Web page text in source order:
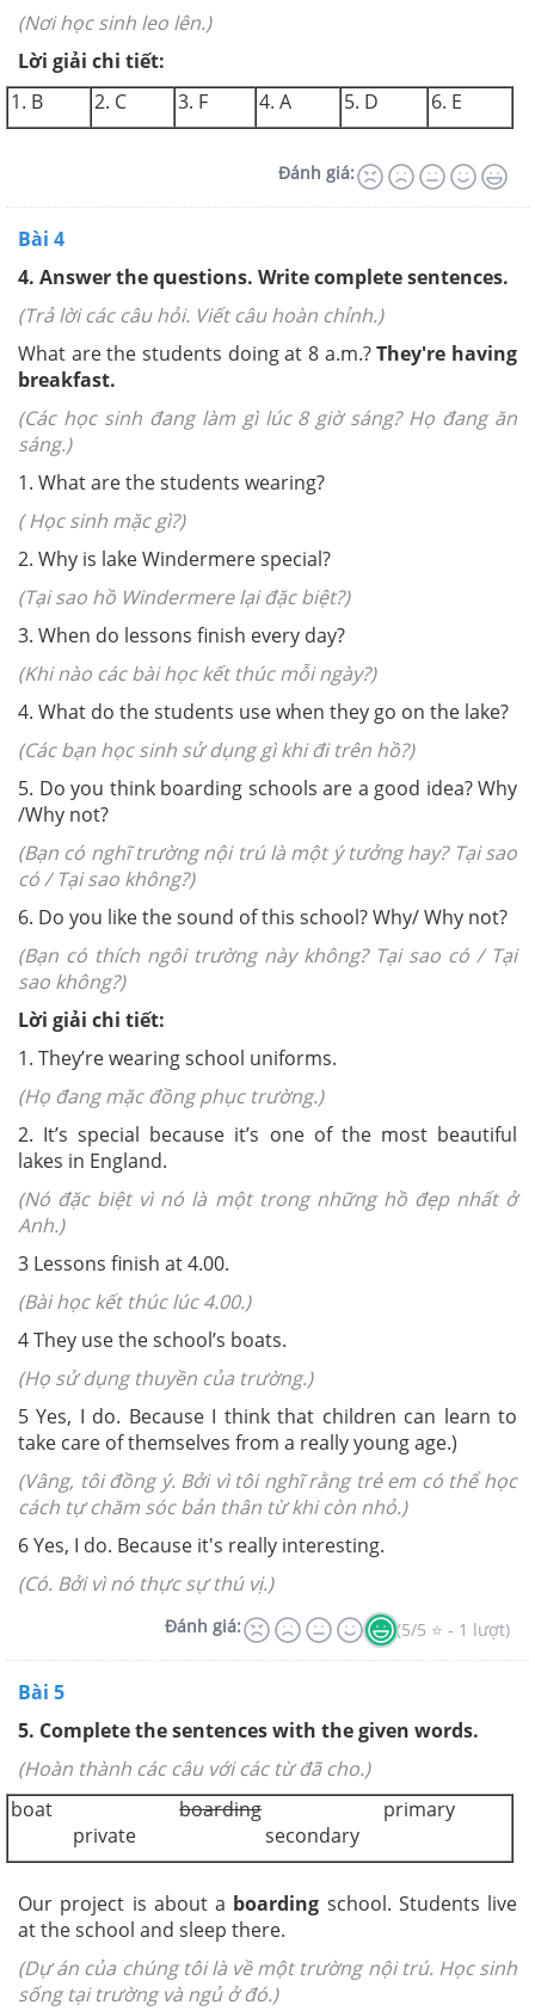
(Nơi học sinh leo lên.)
Lời giải chi tiết:
1. B
2. C 3. F 4. A 5. D 6. E
Đánh giá:
Bài 4
4. Answer the questions. Write complete sentences.
(Trả lời các câu hỏi. Viết câu hoàn chỉnh.)
What are the students doing at 8 a.m.?They're having
breakfast.
(Các học sinh đang làm gì lúc 8 giờ sáng? Họ đang ăn
sáng.)
1. What are the students wearing?
( Học sinh mặc gì?)
2. Why is lake Windermere special?
(Tại sao hồ Windermere lại đặc biệt?)
3. When do lessons finish every day?
(Khi nào các bài học kết thúc mỗi ngày?)
4. What do the students use when they go on the lake?
(Các bạn học sinh sử dụng gì khi đi trên hồ?)
5. Do you think boarding schools are a good idea? Why
/Why not?
(Bạn có nghĩ trường nội trú là một ý tưởng hay? Tại sao
có / Tại sao không?)
6. Do you like the sound of this school? Why/ Why not?
(Bạn có thích ngôi trường này không? Tại sao có / Tại
sao không?)
Lời giải chi tiết:
1. They’re wearing school uniforms.
(Họ đang mặc đồng phục trường.)
2. It’s special because it’s one of the most beautiful
lakes in England.
(Nó đặc biệt vì nó là một trong những hồ đẹp nhất ở
Anh.)
3 Lessons finish at 4.00.
(Bài học kết thúc lúc 4.00.)
4 They use the school’s boats.
(Họ sử dụng thuyền của trường.)
5 Yes, I do. Because I think that children can learn to
take care of themselves from a really young age.)
(Vâng, tôi đồng ý. Bởi vì tôi nghĩ rằng trẻ em có thể học
cách tự chăm sóc bản thân từ khi còn nhỏ.)
6 Yes, I do. Because it's really interesting.
(Có. Bởi vì nó thực sự thú vị.)
Đánh giá: (5/5 ⭐ - 1 lượt)
Bài 5
5. Complete the sentences with the given words.
(Hoàn thành các câu với các từ đã cho.)
boatboardingprimary
private secondary
Our project is about a boarding school. Students live
at the school and sleep there.
(Dự án của chúng tôi là về một trường nội trú. Học sinh
sống tại trường và ngủ ở đó.)